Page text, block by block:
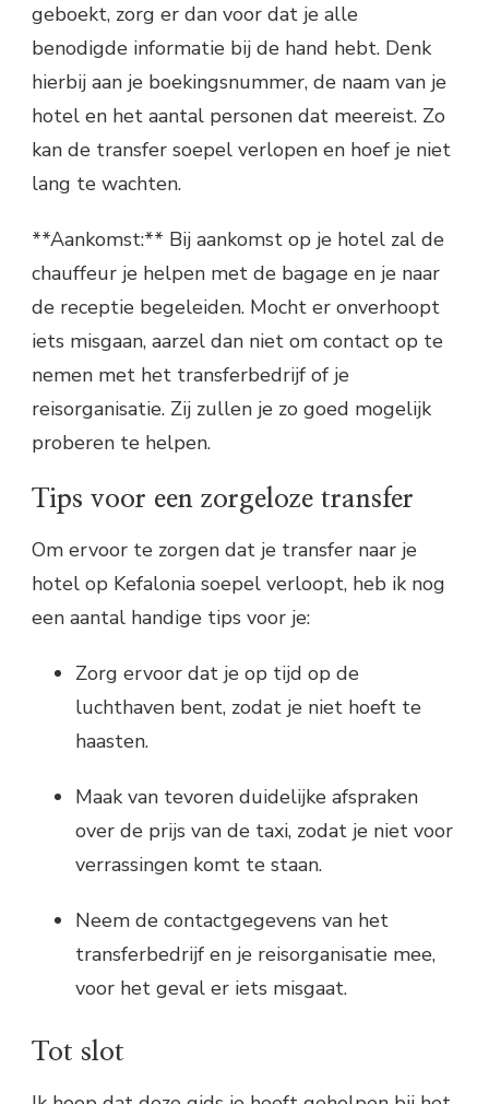
geboekt, zorg er dan voor dat je alle
benodigde informatie bij de hand hebt. Denk
hierbij aan je boekingsnummer, de naam van je
hotel en het aantal personen dat meereist. Zo
kan de transfer soepel verlopen en hoef je niet
lang te wachten.
**Aankomst:** Bij aankomst op je hotel zal de
chauffeur je helpen met de bagage en je naar
de receptie begeleiden. Mocht er onverhoopt
iets misgaan, aarzel dan niet om contact op te
nemen met het transferbedrijf of je
reisorganisatie. Zij zullen je zo goed mogelijk
proberen te helpen.
Tips voor een zorgeloze transfer
Om ervoor te zorgen dat je transfer naar je
hotel op Kefalonia soepel verloopt, heb ik nog
een aantal handige tips voor je:
Zorg ervoor dat je op tijd op de
luchthaven bent, zodat je niet hoeft te
haasten.
Maak van tevoren duidelijke afspraken
over de prijs van de taxi, zodat je niet voor
verrassingen komt te staan.
Neem de contactgegevens van het
transferbedrijf en je reisorganisatie mee,
voor het geval er iets misgaat.
Tot slot